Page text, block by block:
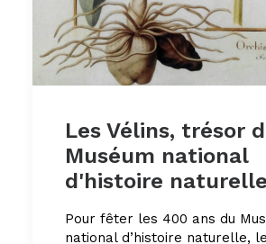
Les Vélins, trésor
Muséum national
d'histoire naturelle
Pour fêter les 400 ans du
national d’histoire naturelle,